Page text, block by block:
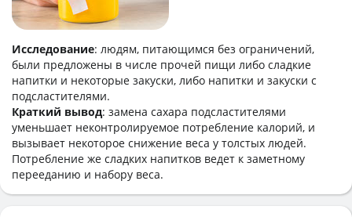
Исследование: людям, питающимся без ограничений,
были предложены в числе прочей пищи либо сладкие
напитки и некоторые закуски, либо напитки и закуски с
подсластителями.
Краткий вывод: замена сахара подсластителями
уменьшает неконтролируемое потребление калорий, и
вызывает некоторое снижение веса у толстых людей.
Потребление же сладких напитков ведет к заметному
перееданию и набору веса.